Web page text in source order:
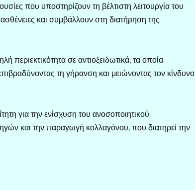
που υποστηρίζουν τη βέλτιστη λειτουργία του
και συμβάλλουν στη διατήρηση της
περιεκτικότητα σε αντιοξειδωτικά, τα οποία
τη γήρανση και μειώνοντας τον κίνδυνο
για την ενίσχυση του ανοσοποιητικού
και την παραγωγή κολλαγόνου, που διατηρεί την